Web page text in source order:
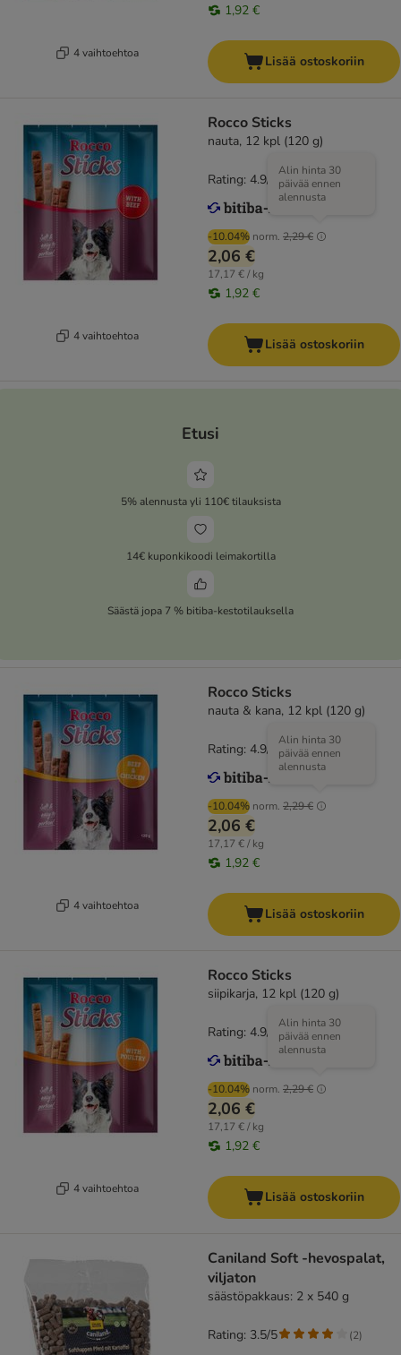
4 vaihtoehtoa
1,92 €
Lisää ostoskoriin
4 vaihtoehtoa
Rocco Sticks
nauta, 12 kpl (120 g)
-10.04% norm. 2,29 €
Alin hinta 30
päivää ennen
alennusta
2,06 €
17,17 € / kg
1,92 €
Rating: 4.9/5
Lisää ostoskoriin
Etusi
5% alennusta yli 110€ tilauksista
14€ kuponkikoodi leimakortilla
Säästä jopa 7 % bitiba-kestotilauksella
4 vaihtoehtoa
Rocco Sticks
nauta & kana, 12 kpl (120 g)
-10.04% norm. 2,29 €
Alin hinta 30
päivää ennen
alennusta
2,06 €
17,17 € / kg
1,92 €
Rating: 4.9/5
Lisää ostoskoriin
4 vaihtoehtoa
Rocco Sticks
siipikarja, 12 kpl (120 g)
-10.04% norm. 2,29 €
Alin hinta 30
päivää ennen
alennusta
2,06 €
17,17 € / kg
1,92 €
Rating: 4.9/5
Lisää ostoskoriin
Caniland Soft -hevospalat,
viljaton
säästöpakkaus: 2 x 540 g
Rating: 3.5/5 (2)